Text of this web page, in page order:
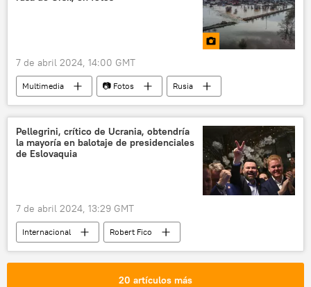
7 de abril 2024, 14:00 GMT
Multimedia 📷 Fotos
Rusia
catástrofe
Pellegrini, crítico de Ucrania, obtendría
la mayoría en balotaje de presidenciales
de Eslovaquia
7 de abril 2024, 13:29 GMT
Internacional
Robert Fico
Eslovaquia
elecciones política
20 artículos más